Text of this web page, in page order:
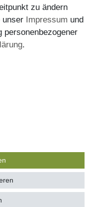
mit unserem
werden noch am
erhalen Sie
zu ändern
unser Impressum und
personenbezogener
.
shopvote.de ⓘ